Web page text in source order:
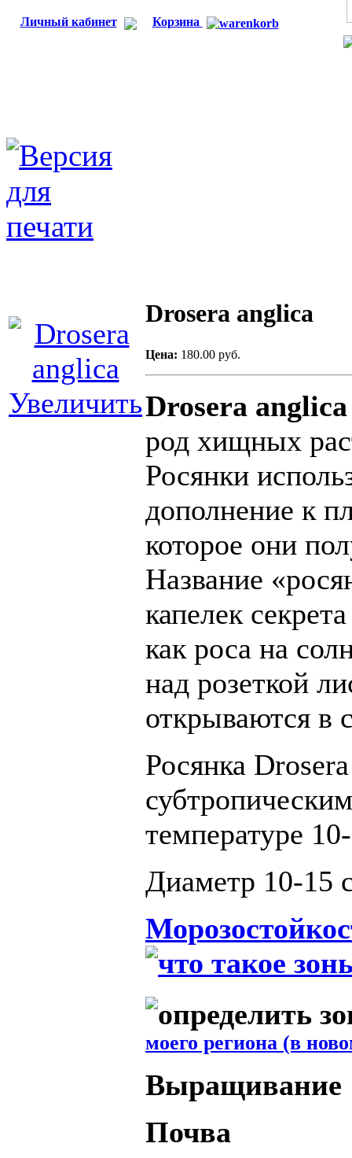
Личный кабинет Корзина
Увеличить
Drosera anglica
Цена: 180.00 руб.
Drosera
род хищных
Росянки
дополнение к
которое они
Название
капелек
как роса на
над розеткой
открываются в
Росянка
температуре
Диаметр 10-15
моего региона (в
Выращивание
Почва